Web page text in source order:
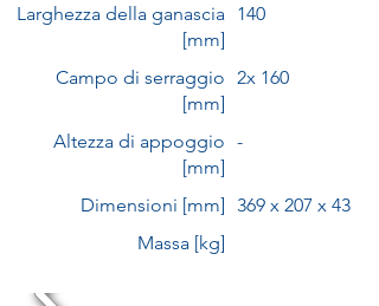
Larghezza della ganascia
[mm]
140
Campo di serraggio
[mm]
2x 160
Altezza di appoggio
[mm]
-
Dimensioni [mm] 369 x 207 x 43
Massa [kg]